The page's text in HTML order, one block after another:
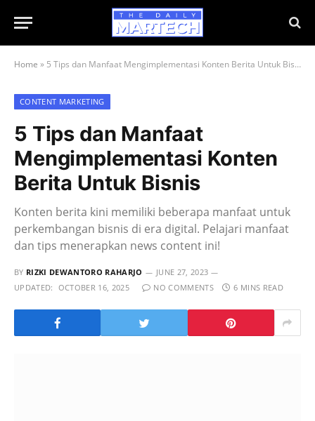
Home » 5 Tips dan Manfaat Mengimplementasi Konten Berita Untuk Bisnis
CONTENT MARKETING
5 Tips dan Manfaat
Mengimplementasi Konten
Berita Untuk Bisnis
Konten berita kini memiliki beberapa manfaat untuk
perkembangan bisnis di era digital. Pelajari manfaat
dan tips menerapkan news content ini!
BY RIZKI DEWANTORO RAHARJO
JUNE 27, 2023
UPDATED: OCTOBER 16, 2025 NO COMMENTS 6 MINS READ